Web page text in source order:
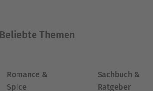
Beliebte Themen
Romance &
Spice
Sachbuch &
Ratgeber